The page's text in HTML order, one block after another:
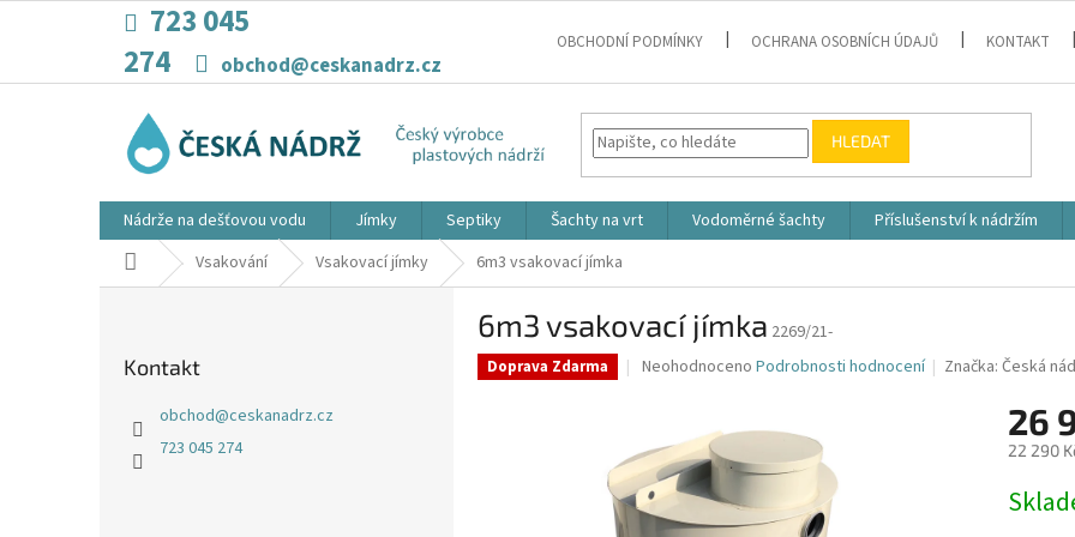
723 045
274
obchod@ceskanadrz.cz
OBCHODNÍ PODMÍNKY OCHRANA OSOBNÍCH ÚDAJŮ KONTAKT
HLEDAT
Nádrže na dešťovou vodu Jímky Septiky Šachty na vrt Vodoměrné šachty Příslušenství k nádržím
Domů Vsakování Vsakovací jímky 6m3 vsakovací jímka
Kontakt
obchod@ceskanadrz.cz
723 045 274
6m3 vsakovací jímka 2269/21-
Doprava Zdarma
Průměrné
0,0
z
5
hvězdiček.
Neohodnoceno Podrobnosti hodnocení Značka:Česká
26
22 290
cena: